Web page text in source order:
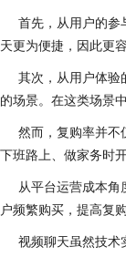
首先，从用户的参
天更为便捷，因此更
其次，从用户体验
的场景。在这类场景
然而，复购率并不
下班路上、做家务时
从平台运营成本角
户频繁购买，提高复购
视频聊天虽然技术